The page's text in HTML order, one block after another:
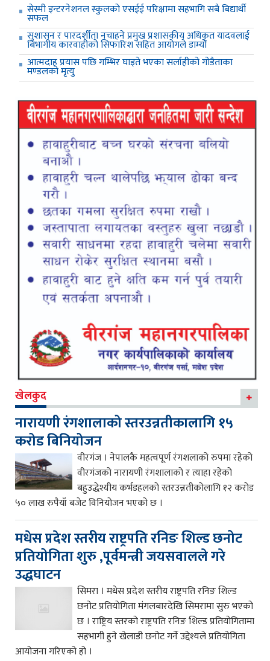
सेस्मी इन्टरनेशनल स्कुलको एसईई परिक्षामा सहभागि सबै बिद्यार्थी
सफल
सुशासन र पारदर्शीता नचाहने प्रमुख प्रशासकीय अधिकृत यादवलाई
बिभागीय कारवाहीको सिफारिश सहित आयोगले डाम्यो
आत्मदाह प्रयास पछि गम्भिर घाइते भएका सर्लाहीको गोडैताका
मण्डलको मृत्यु
खेलकुद
नारायणी रंगशालाको स्तरउन्नतीकालागि १५
करोड बिनियोजन
वीरगंज । नेपालकै महत्वपूर्ण रंगशलाको रुपमा रहेको
वीरगंजको नारायणी रंगशालाको र त्याहा रहेको
बहुउद्धेश्यीय कर्भडहलको स्तरउन्नतीकोलागि १२ करोड
५० लाख रुपैयाँ बजेट विनियोजन भएको छ ।
मधेस प्रदेश स्तरीय राष्ट्रपति रनिङ शिल्ड छनोट
प्रतियोगिता शुरु ,पूर्वमन्त्री जयसवालले गरे
उद्धघाटन
सिमरा । मधेस प्रदेश स्तरीय राष्ट्रपति रनिङ शिल्ड
छनोट प्रतियोगिता मंगलबारदेखि सिमरामा सुरु भएको
छ । राष्ट्रिय स्तरको राष्ट्रपति रनिङ शिल्ड प्रतियोगितामा
सहभागी हुने खेलाडी छनोट गर्ने उद्देश्यले प्रतियोगिता
आयोजना गरिएको हो ।